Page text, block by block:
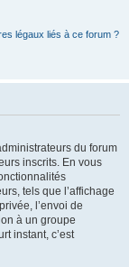
légaux liés à ce forum ?
du forum
inscrits. En vous
tels que l’affichage
l’envoi de
à un groupe
instant, c’est